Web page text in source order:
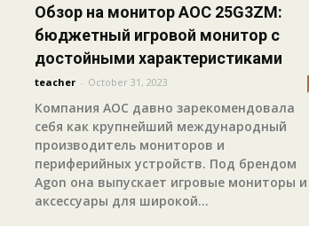
Обзор на монитор AOC 25G3ZM:
бюджетный игровой монитор с
достойными характеристиками
teacher - October 31, 2023
Компания AOC давно зарекомендовала
себя как крупнейший международный
производитель мониторов и
периферийных устройств. Под брендом
Agon она выпускает игровые мониторы и
аксессуары для широкой...